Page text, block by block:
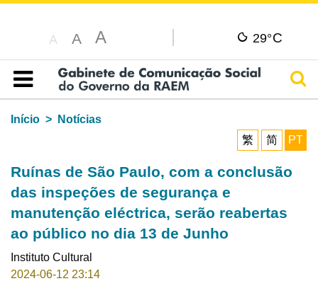
A A A 29°C
Índice
Início
Notícias
繁
简 PT
Ruínas de São Paulo, com a conclusão
das inspeções de segurança e
manutenção eléctrica, serão reabertas
ao público no dia 13 de Junho
Instituto Cultural
2024-06-12 23:14